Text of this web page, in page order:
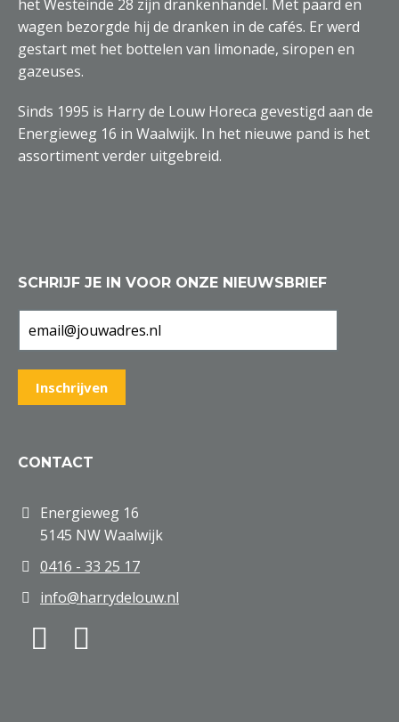
het Westeinde 28 zijn drankenhandel. Met paard en
wagen bezorgde hij de dranken in de cafés. Er werd
gestart met het bottelen van limonade, siropen en
gazeuses.
Sinds 1995 is Harry de Louw Horeca gevestigd aan de
Energieweg 16 in Waalwijk. In het nieuwe pand is het
assortiment verder uitgebreid.
SCHRIJF JE IN VOOR ONZE NIEUWSBRIEF
CONTACT
Energieweg 16
5145 NW Waalwijk
0416 - 33 25 17
info@harrydelouw.nl